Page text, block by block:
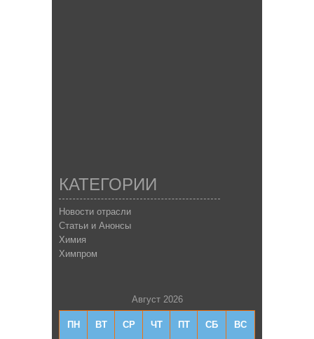
КАТЕГОРИИ
Новости отрасли
Статьи и Анонсы
Химия
Химпром
Август 2026
ПН ВТ СР ЧТ ПТ СБ ВС